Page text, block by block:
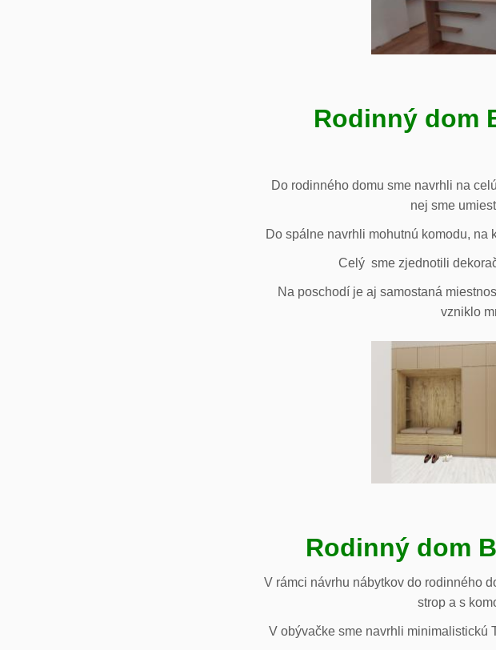
Rodinný dom
Do rodinného domu sme navrhli na
nej sme
Do spálne navrhli mohutnú komodu,
Celý sme zjednotili
Na poschodí je aj samostaná
vzniklo
Rodinný dom
V rámci návrhu nábytkov do rodinného
strop a s
V obývačke sme navrhli minimalistickú